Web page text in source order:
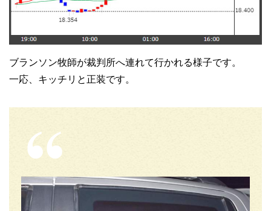
ブランソン牧師が裁判所へ連れて行かれる様子です。
一応、キッチリと正装です。